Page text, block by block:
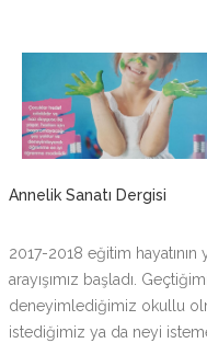
Annelik Sanatı Dergisi
2017-2018 eğitim
arayışımız başladı.
deneyimlediğimiz okullu
istediğimiz ya da neyi